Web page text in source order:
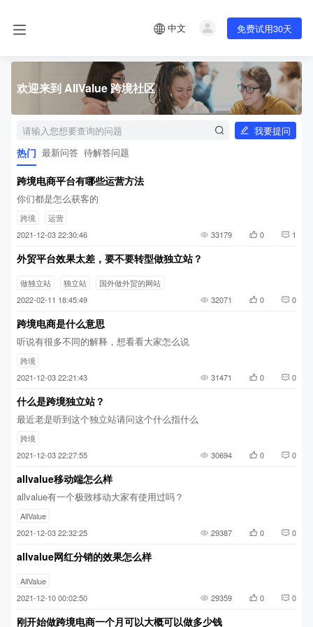
中文 免费试用30天
欢迎来到 AllValue 跨境社区
我要提问
热门 最新问答 待解答问题
跨境电商平台有哪些运营方法
你们都是怎么获客的
跨境
运营
2021-12-03 22:30:46
33179 0 1
外贸平台效果太差，要不要转型做独立站？
做独立站 独立站
国外做外贸的网站
2022-02-11 18:45:49
32071 0 0
跨境电商是什么意思
听说有很多不同的解释，想看看大家怎么说
跨境
2021-12-03 22:21:43
31471 0 0
什么是跨境独立站？
最近老是听到这个独立站请问这个什么指什么
跨境
2021-12-03 22:27:55
30694 0 0
allvalue移动端怎么样
allvalue有一个极致移动大家有使用过吗？
AllValue
2021-12-03 22:32:25
29387 0 0
allvalue网红分销的效果怎么样
AllValue
2021-12-10 00:02:50
29359 0 0
刚开始做跨境电商一个月可以大概可以做多少钱